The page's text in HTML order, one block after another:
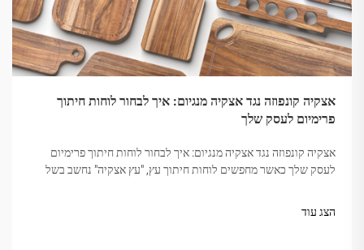
אצקיה קונפוזה נגד אצקיה מנגיום: איך לבחור לוחות חיתוך
פרימיום לעסק שלך
אצקיה קונפוזה נגד אצקיה מנגיום: איך לבחור לוחות חיתוך פרימיום
לעסק שלך כאשר מחפשים לוחות חיתוך עץ, "עץ אצקיה" נחשב בשל
הצג עוד